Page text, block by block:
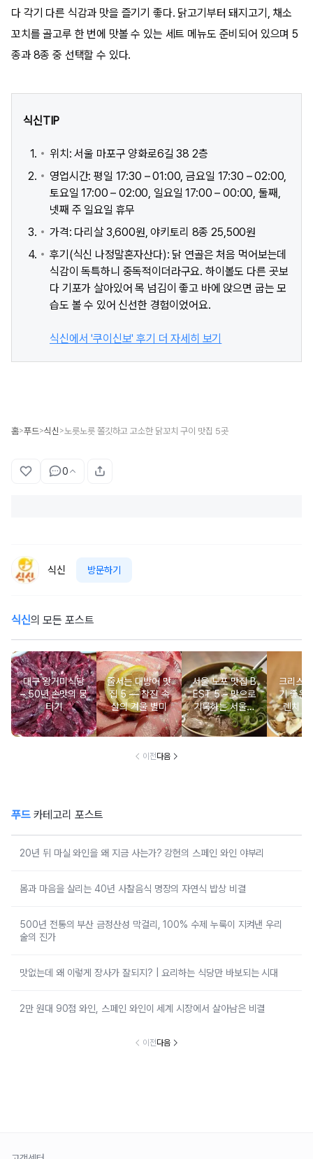
다 각기 다른 식감과 맛을 즐기기 좋다. 닭고기부터 돼지고기, 채소
꼬치를 골고루 한 번에 맛볼 수 있는 세트 메뉴도 준비되어 있으며 5
종과 8종 중 선택할 수 있다.
식신TIP
위치: 서울 마포구 양화로6길 38 2층
영업시간: 평일 17:30 – 01:00, 금요일 17:30 – 02:00,
토요일 17:00 – 02:00, 일요일 17:00 – 00:00, 둘째,
넷째 주 일요일 휴무
가격: 다리살 3,600원, 야키토리 8종 25,500원
후기(식신 나정말혼자산다): 닭 연골은 처음 먹어보는데
식감이 독특하니 중독적이더라구요. 하이볼도 다른 곳보
다 기포가 살아있어 목 넘김이 좋고 바에 앉으면 굽는 모
습도 볼 수 있어 신선한 경험이었어요.
식신에서 '쿠이신보' 후기 더 자세히 보기
홈>푸드>식신 >노릇노릇 쫄깃하고 고소한 닭꼬치 구이 맛집 5곳
0
식신 방문하기
식신의 모든 포스트
대구 왕거미식당
– 50년 손맛의 뭉
티기
줄서는 대방어 맛
집 5 ― 찰진 속
살의 겨울 별미
서울 노포 맛집 B
EST 5 – 맛으로
기록하는 서울의
시간
크리스
기 좋은
렌치
이전다음
푸드카테고리 포스트
20년 뒤 마실 와인을 왜 지금 사는가? 강헌의 스페인 와인 야부리
몸과 마음을 살리는 40년 사찰음식 명장의 자연식 밥상 비결
500년 전통의 부산 금정산성 막걸리, 100% 수제 누룩이 지켜낸 우리
술의 진가
맛없는데 왜 이렇게 장사가 잘되지? | 요리하는 식당만 바보되는 시대
2만 원대 90점 와인, 스페인 와인이 세계 시장에서 살아남은 비결
이전다음